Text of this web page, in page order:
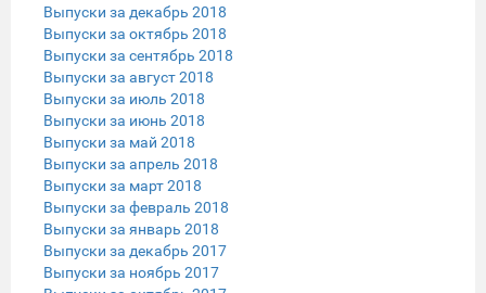
Выпуски за декабрь 2018
Выпуски за октябрь 2018
Выпуски за сентябрь 2018
Выпуски за август 2018
Выпуски за июль 2018
Выпуски за июнь 2018
Выпуски за май 2018
Выпуски за апрель 2018
Выпуски за март 2018
Выпуски за февраль 2018
Выпуски за январь 2018
Выпуски за декабрь 2017
Выпуски за ноябрь 2017